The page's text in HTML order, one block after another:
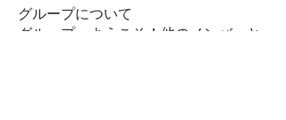
グループについて
グループへようこそ！他のメンバーと